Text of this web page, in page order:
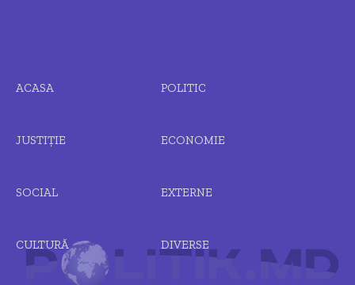
ACASA POLITIC
JUSTIȚIE ECONOMIE
SOCIAL EXTERNE
CULTURĂ DIVERSE